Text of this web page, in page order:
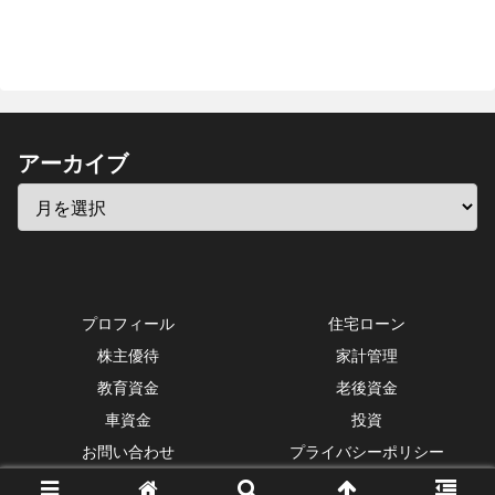
アーカイブ
プロフィール
住宅ローン
株主優待
家計管理
教育資金
老後資金
車資金
投資
お問い合わせ
プライバシーポリシー
Copyright © 2016-2026 お金の手帳 All Rights Reserved.